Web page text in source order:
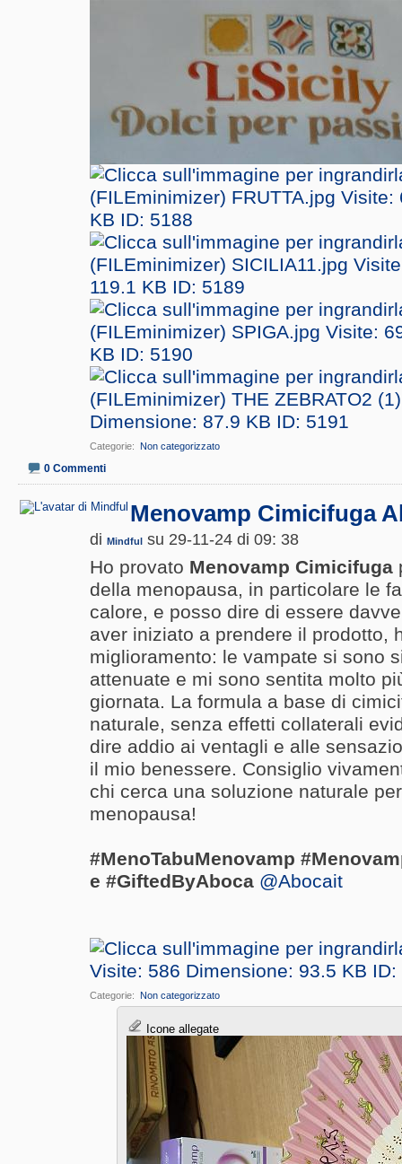
Categorie Non categorizzato
0 Commenti
Menovamp Cimicifuga
di Mindful su 29-11-24 di 09: 38
Ho provato Menovamp Cimicifuga
della menopausa, in particolare le
calore, e posso dire di essere
aver iniziato a prendere il prodotto,
miglioramento: le vampate si sono
attenuate e mi sono sentita molto
giornata. La formula a base di
naturale, senza effetti collaterali
dire addio ai ventagli e alle
il mio benessere. Consiglio
chi cerca una soluzione naturale
menopausa!
#MenoTabuMenovamp
e #GiftedByAboca @Abocait
Categorie Non categorizzato
Icone allegate